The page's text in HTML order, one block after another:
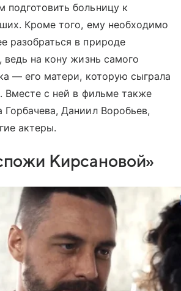
подготовить больницу к
Кроме того, ему необходимо
разобраться в природе
ведь на кону жизнь самого
— его матери, которую сыграла
Вместе с ней в фильме также
Горбачева, Даниил Воробьев,
актеры.
Кирсановой»